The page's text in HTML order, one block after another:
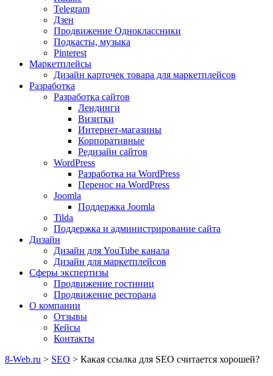
Telegram
Дзен
Продвижение Одноклассники
Подкасты, музыка
Pinterest
Маркетплейсы
Дизайн карточек товара для маркетплейсов
Разработка
Разработка сайтов
Лендинги
Визитки
Интернет-магазины
Корпоративные
Редизайн сайтов
WordPress
Разработка на WordPress
Перенос на WordPress
Joomla
Поддержка Joomla
Tilda
Поддержка и администрирование сайта
Дизайн
Дизайн для YouTube канала
Дизайн для маркетплейсов
Сферы экспертизы
Продвижение гостиниц
Продвижение ресторана
О компании
Отзывы
Кейсы
Контакты
8-Web.ru > SEO > Какая ссылка для SEO считается хорошей?